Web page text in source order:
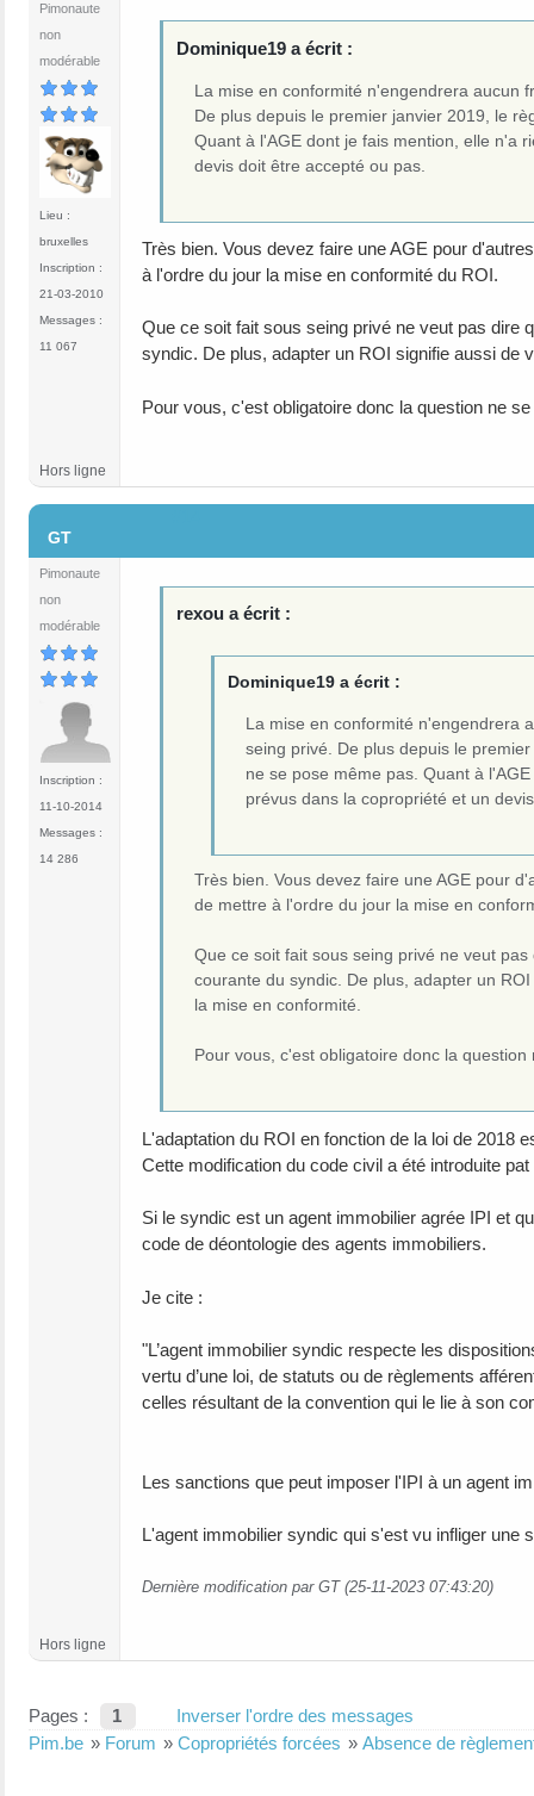
Pimonaute
non
modérable
Lieu :
bruxelles
Inscription :
21-03-2010
Messages :
11 067
Dominique19 a écrit :
La mise en conformité n'engendrera aucun
De plus depuis le premier janvier 2019, le
Quant à l'AGE dont je fais mention, elle n'a
devis doit être accepté ou pas.
Très bien. Vous devez faire une AGE pour
à l'ordre du jour la mise en conformité du ROI.
Que ce soit fait sous seing privé ne veut pas dire
syndic. De plus, adapter un ROI signifie aussi de
Pour vous, c'est obligatoire donc la question ne
Hors ligne
GT
Pimonaute
non
modérable
Inscription :
11-10-2014
Messages :
14 286
rexou a écrit :
Dominique19 a écrit :
La mise en conformité n'engendrera
seing privé. De plus depuis le
ne se pose même pas. Quant à
prévus dans la copropriété et un
Très bien. Vous devez faire une AGE pour
de mettre à l'ordre du jour la mise en
Que ce soit fait sous seing privé ne veut
courante du syndic. De plus, adapter un
la mise en conformité.
Pour vous, c'est obligatoire donc la
L'adaptation du ROI en fonction de la loi de 2018
Cette modification du code civil a été introduite
Si le syndic est un agent immobilier agrée IPI et
code de déontologie des agents immobiliers.
Je cite :
"L’agent immobilier syndic respecte les
vertu d’une loi, de statuts ou de règlements
celles résultant de la convention qui le lie à son
Les sanctions que peut imposer l'IPI à un agent
L'agent immobilier syndic qui s'est vu infliger une
Dernière modification par GT (25-11-2023 07:43:20)
Hors ligne
Pages : 1
Inverser l'ordre des messages
Pim.be » Forum » Copropriétés forcées » Absence de